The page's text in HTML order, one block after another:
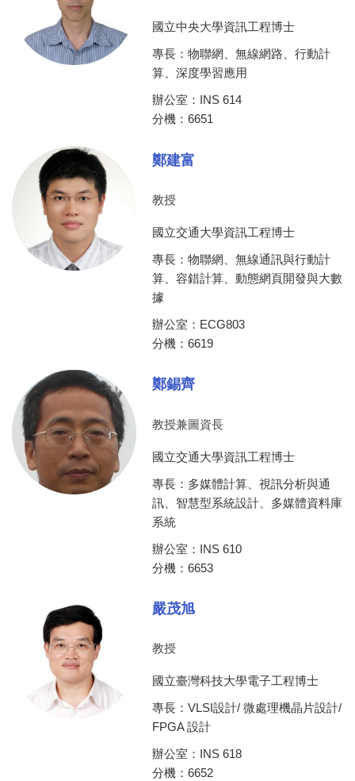
國立中央大學資訊工程博士
專長：物聯網、無線網路、行動計
算、深度學習應用
辦公室：INS 614
分機：6651
鄭建富
教授
國立交通大學資訊工程博士
專長：物聯網、無線通訊與行動計
算、容錯計算、動態網頁開發與大數
據
辦公室：ECG803
分機：6619
鄭錫齊
教授兼圖資長
國立交通大學資訊工程博士
專長：多媒體計算、視訊分析與通
訊、智慧型系統設計、多媒體資料庫
系統
辦公室：INS 610
分機：6653
嚴茂旭
教授
國立臺灣科技大學電子工程博士
專長：VLSI設計/ 微處理機晶片設計/
FPGA 設計
辦公室：INS 618
分機：6652